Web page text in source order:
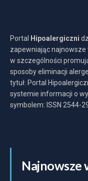
Portal Hipoalergiczni
zapewniając najnowsze
w szczególności
sposoby eliminacji
tytuł: Portal
systemie informacji o
symbolem: ISSN 2544-
Najnowsze